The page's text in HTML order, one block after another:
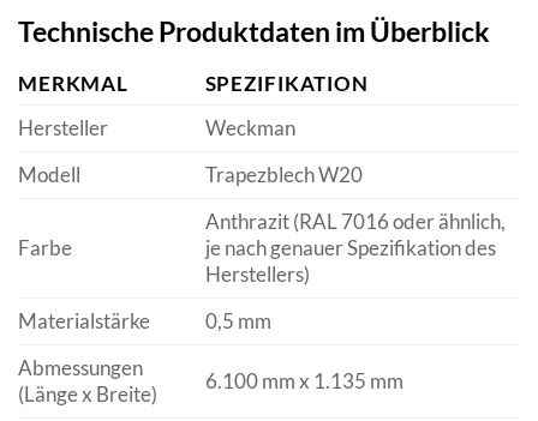
Technische Produktdaten im Überblick
MERKMAL
SPEZIFIKATION
Hersteller
Weckman
Modell
Trapezblech W20
Farbe
Anthrazit (RAL 7016 oder ähnlich,
je nach genauer Spezifikation des
Herstellers)
Materialstärke
0,5 mm
Abmessungen
(Länge x Breite)
6.100 mm x 1.135 mm